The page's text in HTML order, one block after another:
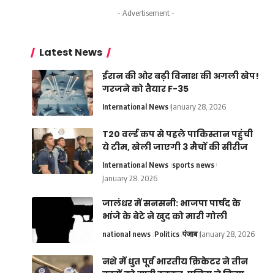
- Advertisement -
Latest News
ईरान की ओर बढ़ी विनाश की अगली खेप!
गरजने को तैयार F-35
International News January 28, 2026
T20 वर्ल्ड कप से पहले पाकिस्तान पहुंची
ये टीम, खेली जाएगी 3 मैचों की सीरीज
International News sports news
January 28, 2026
जालंधर में सनसनी: भाजपा पार्षद के
भांजे के बेटे ने खुद को मारी गोली
national news Politics पंजाब January 28, 2026
नशे में धुत पूर्व भारतीय क्रिकेटर ने तीन